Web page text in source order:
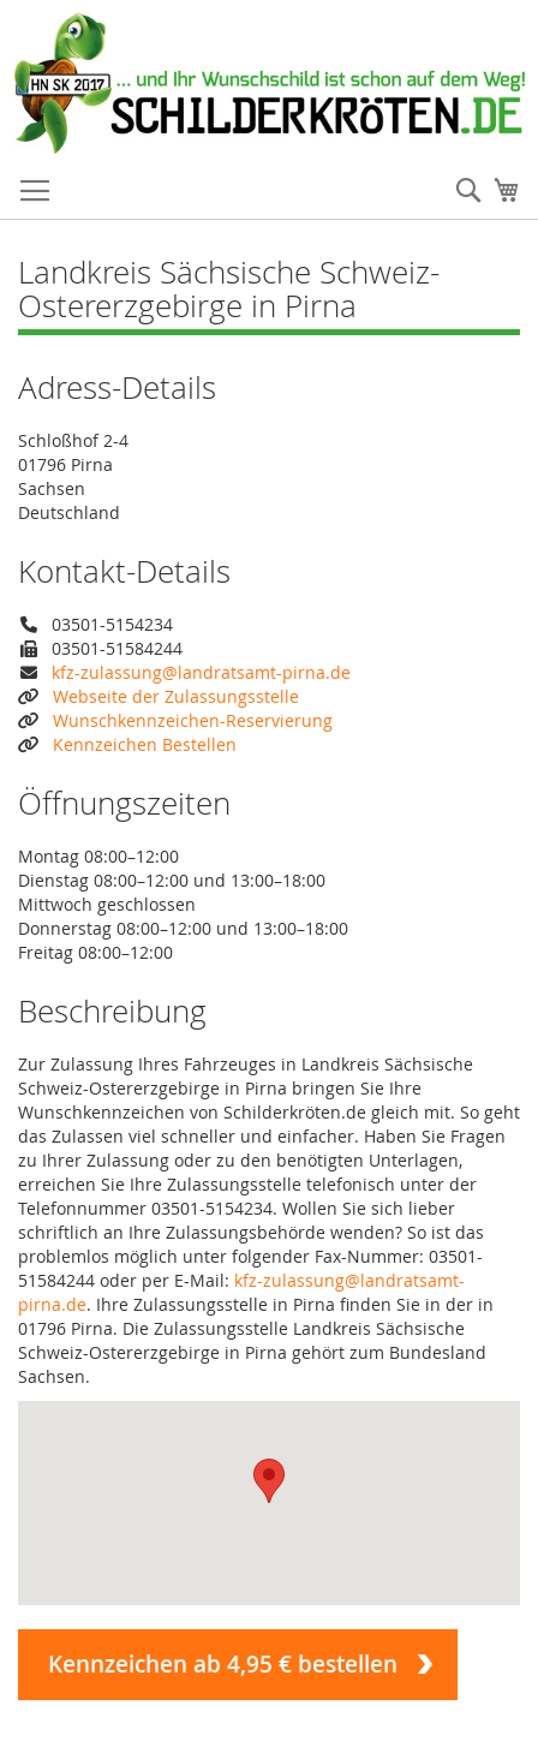
Landkreis Sächsische Schweiz-
Ostererzgebirge in Pirna
Adress-Details
Schloßhof 2-4
01796 Pirna
Sachsen
Deutschland
Kontakt-Details
03501-5154234
03501-51584244
kfz-zulassung@landratsamt-pirna.de
Webseite der Zulassungsstelle
Wunschkennzeichen-Reservierung
Kennzeichen Bestellen
Öffnungszeiten
Montag 08:00–12:00
Dienstag 08:00–12:00 und 13:00–18:00
Mittwoch geschlossen
Donnerstag 08:00–12:00 und 13:00–18:00
Freitag 08:00–12:00
Beschreibung
Zur Zulassung Ihres Fahrzeuges in Landkreis Sächsische
Schweiz-Ostererzgebirge in Pirna bringen Sie Ihre
Wunschkennzeichen von Schilderkröten.de gleich mit. So geht
das Zulassen viel schneller und einfacher. Haben Sie Fragen
zu Ihrer Zulassung oder zu den benötigten Unterlagen,
erreichen Sie Ihre Zulassungsstelle telefonisch unter der
Telefonnummer 03501-5154234. Wollen Sie sich lieber
schriftlich an Ihre Zulassungsbehörde wenden? So ist das
problemlos möglich unter folgender Fax-Nummer: 03501-
51584244 oder per E-Mail: kfz-zulassung@landratsamt-
pirna.de. Ihre Zulassungsstelle in Pirna finden Sie in der in
01796 Pirna. Die Zulassungsstelle Landkreis Sächsische
Schweiz-Ostererzgebirge in Pirna gehört zum Bundesland
Sachsen.
Kennzeichen ab 4,95 € bestellen